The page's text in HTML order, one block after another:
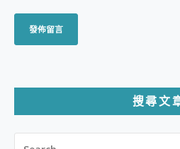
搜尋文